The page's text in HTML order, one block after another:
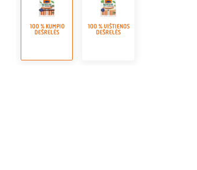
100 % KUMPIO
DEŠRELĖS
100 % VIŠTIENOS
DEŠRELĖS